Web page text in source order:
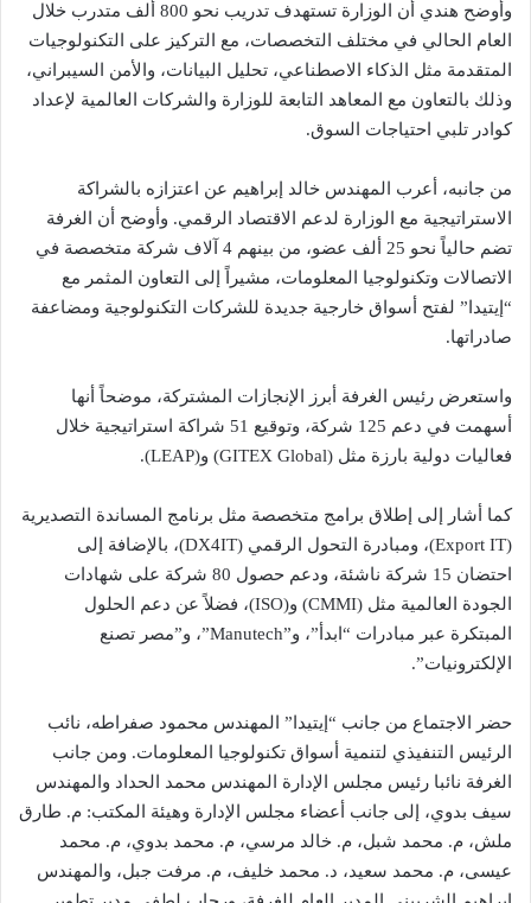
وأوضح هندي أن الوزارة تستهدف تدريب نحو 800 ألف متدرب خلال
العام الحالي في مختلف التخصصات، مع التركيز على التكنولوجيات
المتقدمة مثل الذكاء الاصطناعي، تحليل البيانات، والأمن السيبراني،
وذلك بالتعاون مع المعاهد التابعة للوزارة والشركات العالمية لإعداد
كوادر تلبي احتياجات السوق.
من جانبه، أعرب المهندس خالد إبراهيم عن اعتزازه بالشراكة
الاستراتيجية مع الوزارة لدعم الاقتصاد الرقمي. وأوضح أن الغرفة
تضم حالياً نحو 25 ألف عضو، من بينهم 4 آلاف شركة متخصصة في
الاتصالات وتكنولوجيا المعلومات، مشيراً إلى التعاون المثمر مع
“إيتيدا” لفتح أسواق خارجية جديدة للشركات التكنولوجية ومضاعفة
صادراتها.
واستعرض رئيس الغرفة أبرز الإنجازات المشتركة، موضحاً أنها
أسهمت في دعم 125 شركة، وتوقيع 51 شراكة استراتيجية خلال
فعاليات دولية بارزة مثل (GITEX Global) و(LEAP).
كما أشار إلى إطلاق برامج متخصصة مثل برنامج المساندة التصديرية
(Export IT)، ومبادرة التحول الرقمي (DX4IT)، بالإضافة إلى
احتضان 15 شركة ناشئة، ودعم حصول 80 شركة على شهادات
الجودة العالمية مثل (CMMI) و(ISO)، فضلاً عن دعم الحلول
المبتكرة عبر مبادرات “ابدأ”، و”Manutech”، و”مصر تصنع
الإلكترونيات”.
حضر الاجتماع من جانب “إيتيدا” المهندس محمود صفراطه، نائب
الرئيس التنفيذي لتنمية أسواق تكنولوجيا المعلومات. ومن جانب
الغرفة نائبا رئيس مجلس الإدارة المهندس محمد الحداد والمهندس
سيف بدوي، إلى جانب أعضاء مجلس الإدارة وهيئة المكتب: م. طارق
ملش، م. محمد شبل، م. خالد مرسي، م. محمد بدوي، م. محمد
عيسى، م. محمد سعيد، د. محمد خليف، م. مرفت جبل، والمهندس